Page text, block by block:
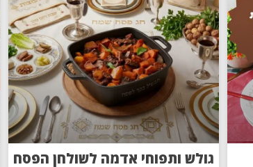
גולש ותפוחי אדמה לשולחן הפסח